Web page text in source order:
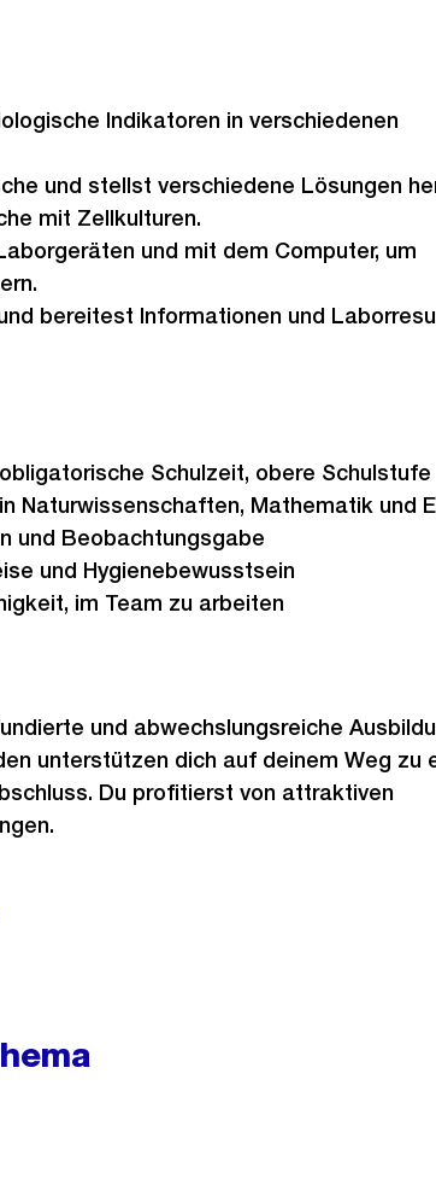
Indikatoren in verschiedenen
und stellst verschiedene Lösungen
mit Zellkulturen.
und mit dem Computer, um
bereitest Informationen und
Schulzeit, obere Schulstufe
Naturwissenschaften, Mathematik und
und Beobachtungsgabe
und Hygienebewusstsein
im Team zu arbeiten
und abwechslungsreiche
unterstützen dich auf deinem Weg zu
Du profitierst von attraktiven